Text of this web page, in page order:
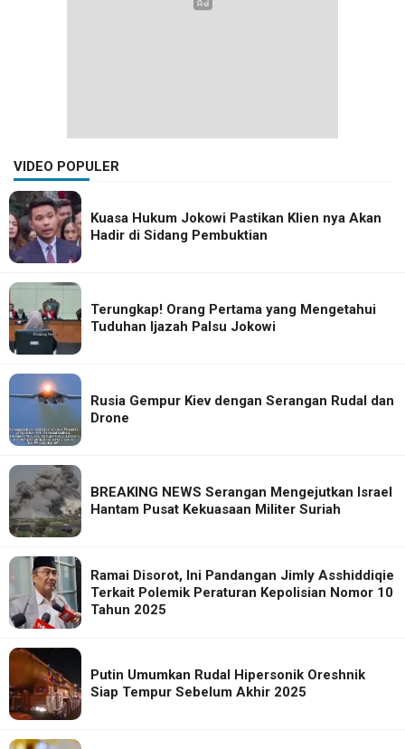
VIDEO POPULER
Kuasa Hukum Jokowi Pastikan Klien nya Akan
Hadir di Sidang Pembuktian
Terungkap! Orang Pertama yang Mengetahui
Tuduhan Ijazah Palsu Jokowi
Rusia Gempur Kiev dengan Serangan Rudal dan
Drone
BREAKING NEWS Serangan Mengejutkan Israel
Hantam Pusat Kekuasaan Militer Suriah
Ramai Disorot, Ini Pandangan Jimly Asshiddiqie
Terkait Polemik Peraturan Kepolisian Nomor 10
Tahun 2025
Putin Umumkan Rudal Hipersonik Oreshnik
Siap Tempur Sebelum Akhir 2025